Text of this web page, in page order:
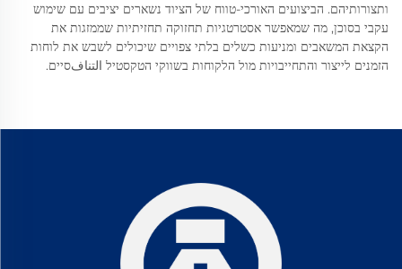
ותצורותיהם. הביצועים האורכי-טווח של הציוד נשארים יציבים עם שימוש
עקבי בסוכן, מה שמאפשר אסטרטגיות תחזוקה תחזיתיות שממזגות את
הקצאת המשאבים ומניעות כשלים בלתי צפויים שיכולים לשבש את לוחות
הזמנים לייצור והתחייבויות מול הלקוחות בשווקי הטקסטיל التنافסיים.